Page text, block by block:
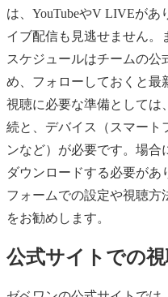
は、YouTubeやV LIVEがあ
イブ配信も見逃せません。
スケジュールはチームの公
め、フォローしておくと最
視聴に必要な準備としては
続と、デバイス（スマート
ンなど）が必要です。場合
ダウンロードする必要があ
フォームでの設定や視聴方
をお勧めします。
公式サイトでの